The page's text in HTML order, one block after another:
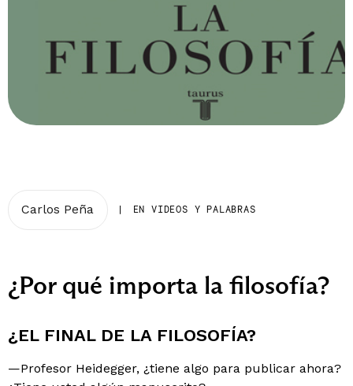
Carlos Peña | EN VIDEOS Y PALABRAS
¿Por qué importa la filosofía?
¿EL FINAL DE LA FILOSOFÍA?
—Profesor Heidegger, ¿tiene algo para publicar aho­ra?